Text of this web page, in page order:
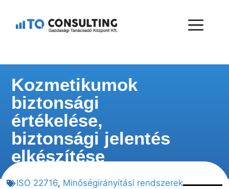
Kozmetikumok
biztonsági
értékelése,
biztonsági jelentés
elkészítése
ISO 22716, Minőségirányítási rendszerek